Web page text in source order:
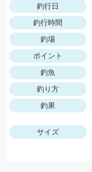
釣行日
釣行時間
釣場
ポイント
釣魚
釣り方
釣果
サイズ